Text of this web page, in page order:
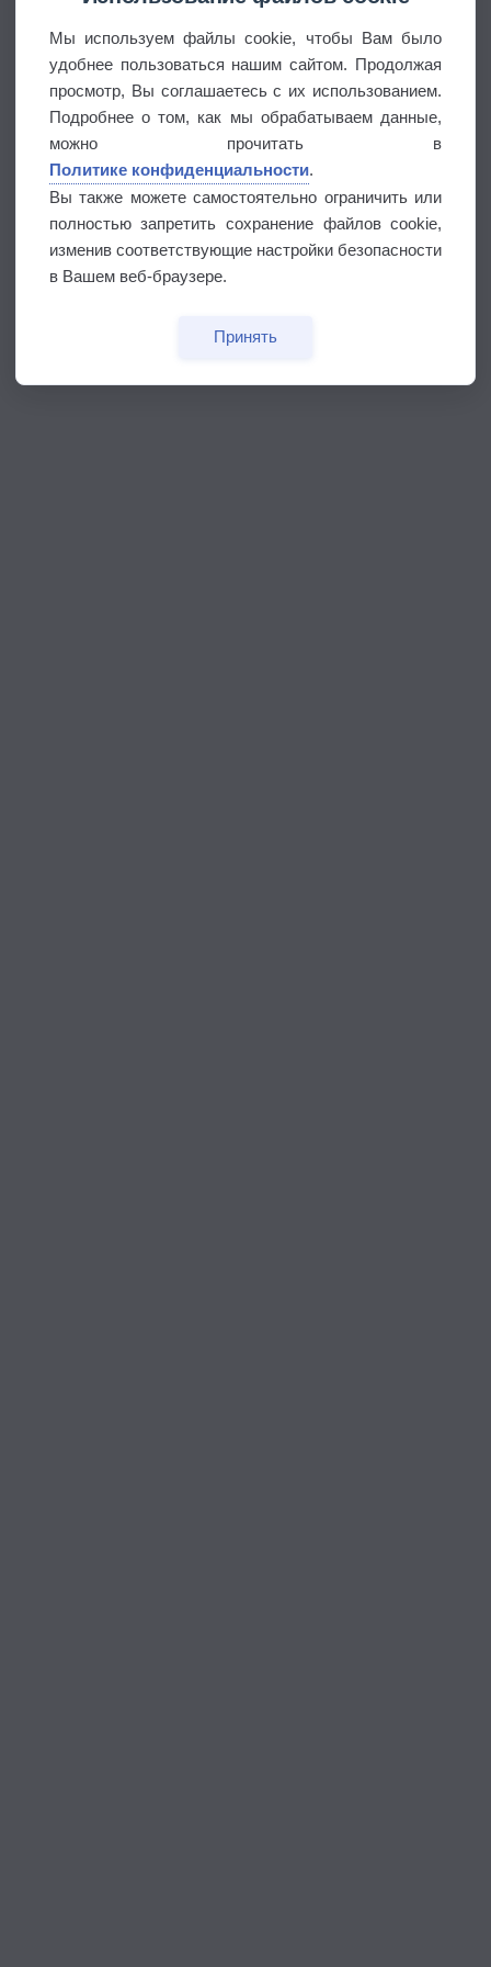
Мы используем файлы cookie, чтобы Вам было
удобнее пользоваться нашим сайтом. Продолжая
просмотр, Вы соглашаетесь с их использованием.
Подробнее о том, как мы обрабатываем данные,
можно прочитать в
Политике конфиденциальности.
Вы также можете самостоятельно ограничить или
полностью запретить сохранение файлов cookie,
изменив соответствующие настройки безопасности
в Вашем веб-браузере.
Принять